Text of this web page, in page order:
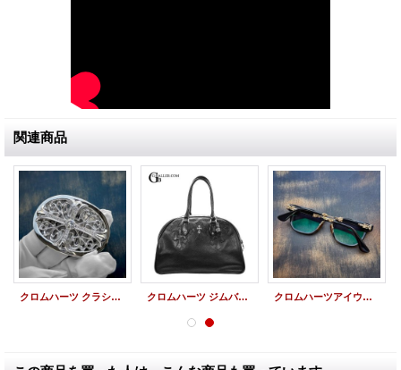
関連商品
クロムハーツ クラシック オーバルクロス バックル スモール パヴェダイヤモンド カスタム クロムハーツ ジムバッグ セメタリークロスパッチ #3 ミディアム w CHチャーム CHクロス カスタム クロムハーツアイウェアカスタム | DUCK BUTTER メガネ サングラス パヴェ ダイヤモンド